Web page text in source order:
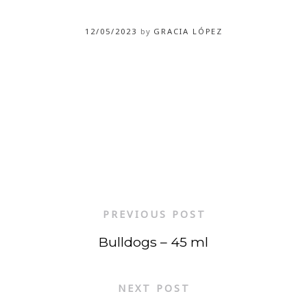
12/05/2023 by GRACIA LÓPEZ
PREVIOUS POST
Bulldogs – 45 ml
NEXT POST